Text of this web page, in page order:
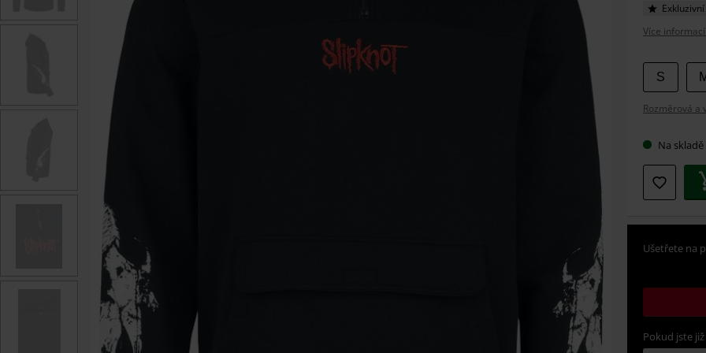
Exkluzivní
Více
si
S
Rozměrová a
Na skladě
Ušetřete na
Pokud jste